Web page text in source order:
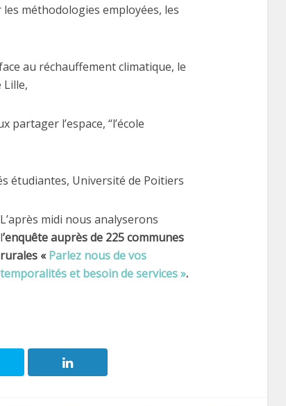
méthodologies employées, les
au réchauffement climatique, le
l’espace, “l’école
étudiantes, Université de Poitiers
L’après midi nous analyserons
l’enquête auprès de 225 communes
rurales «Parlez nous de vos
temporalités et besoin de services ».